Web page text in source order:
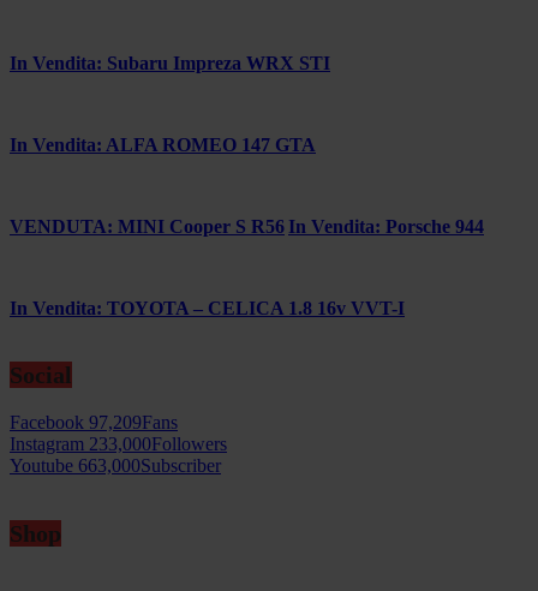
In Vendita: Subaru Impreza WRX STI
In Vendita: ALFA ROMEO 147 GTA
VENDUTA: MINI Cooper S R56 In Vendita: Porsche 944
In Vendita: TOYOTA – CELICA 1.8 16v VVT-I
Social
Facebook 97,209Fans
Instagram 233,000Followers
Youtube 663,000Subscriber
Shop